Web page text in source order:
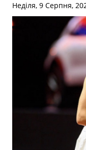
Неділя, 9 Серпня,